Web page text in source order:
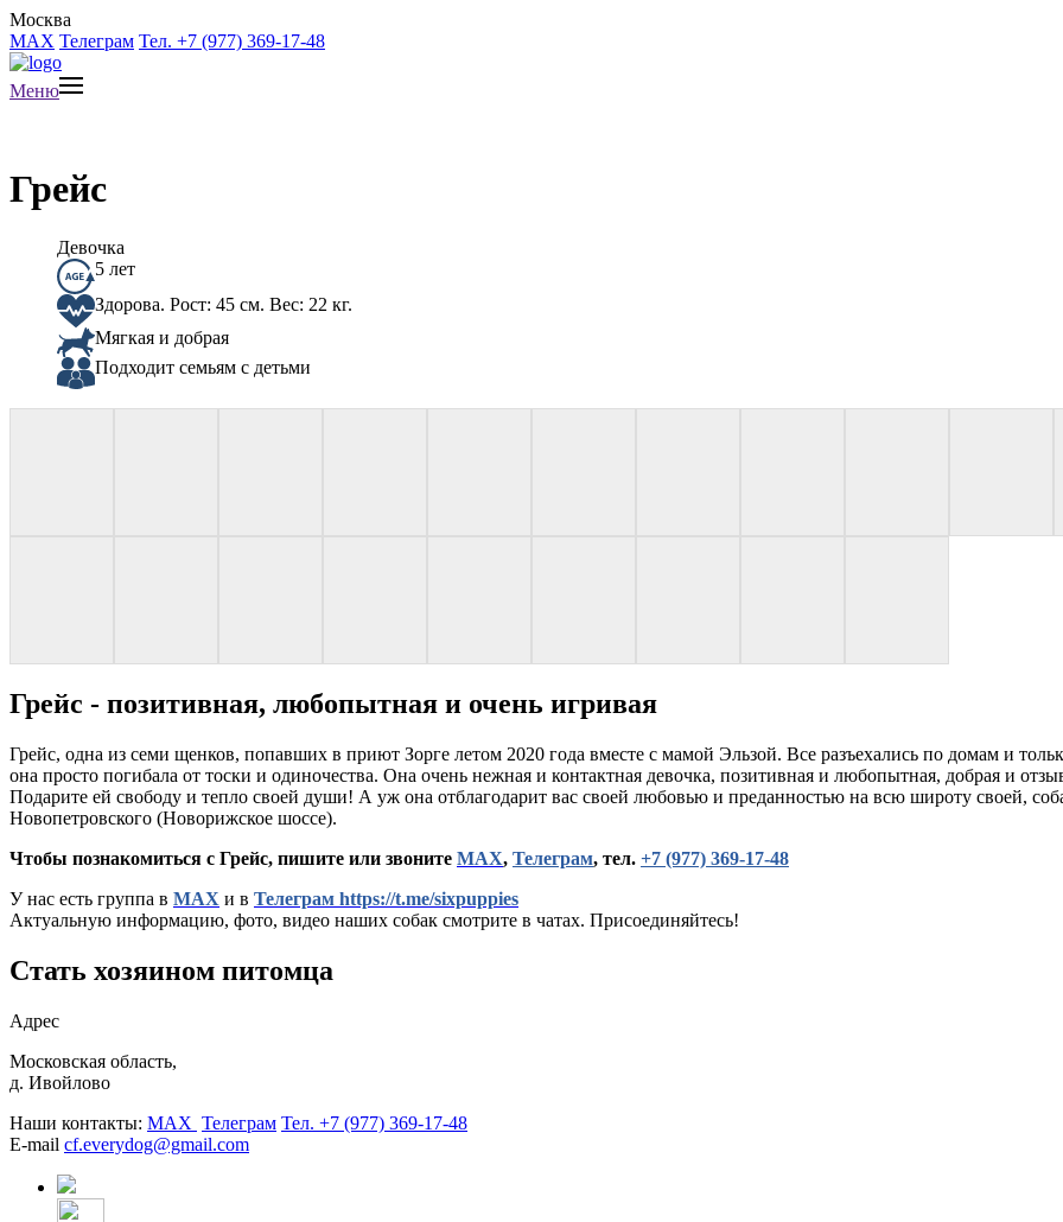
Москва
MAX Телеграм Тел. +7 (977) 369-17-48
Меню
Грейс
Девочка
5 лет
Здорова. Рост: 45 см. Вес: 22 кг.
Мягкая и добрая
Подходит семьям с детьми
Грейс - позитивная, любопытная и очень игривая
Грейс, одна из семи щенков, попавших в приют Зорге летом 2020 года вместе с мамой Эльзой. Все разъехались по домам и
она просто погибала от тоски и одиночества. Она очень нежная и контактная девочка, позитивная и любопытная, добрая и
Подарите ей свободу и тепло своей души! А уж она отблагодарит вас своей любовью и преданностью на всю широту своей,
Новопетровского (Новорижское шоссе).
Чтобы познакомиться с Грейс, пишите или звоните МАХ, Телеграм, тел. +7 (977) 369-17-48
У нас есть группа в МАХ и в Телеграм https://t.me/sixpuppies
Актуальную информацию, фото, видео наших собак смотрите в чатах. Присоединяйтесь!
Стать хозяином питомца
Адрес
Московская область,
д. Ивойлово
Наши контакты: MAX Телеграм Тел. +7 (977) 369-17-48
E-mail cf.everydog@gmail.com